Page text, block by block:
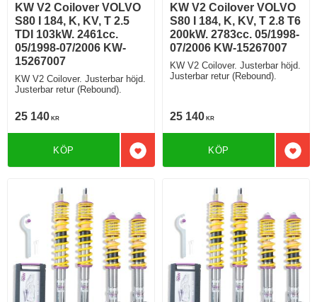
KW V2 Coilover VOLVO
S80 I 184, K, KV, T 2.5
TDI 103kW. 2461cc.
05/1998-07/2006 KW-
15267007
KW V2 Coilover. Justerbar höjd.
Justerbar retur (Rebound).
25 140 KR
Lägg till i favoriter
KÖP
KW V2 Coilover VOLVO
S80 I 184, K, KV, T 2.8 T6
200kW. 2783cc. 05/1998-
07/2006 KW-15267007
KW V2 Coilover. Justerbar höjd.
Justerbar retur (Rebound).
25 140 KR
KÖP